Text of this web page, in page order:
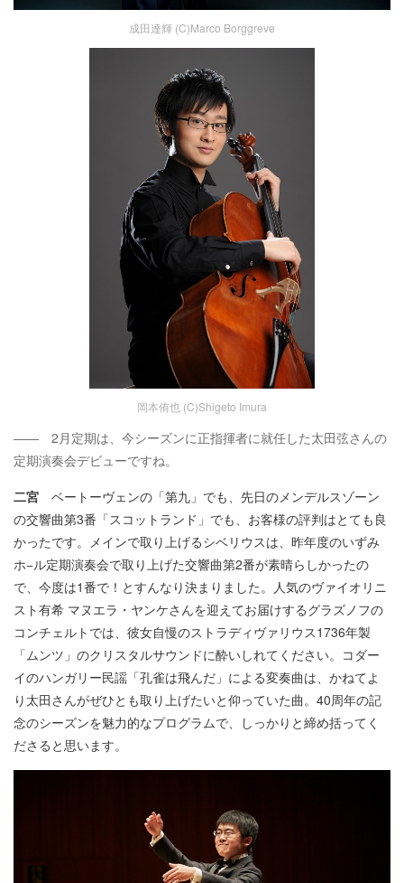
成田達輝 (C)Marco Borggreve
岡本侑也 (C)Shigeto Imura
―― 2月定期は、今シーズンに正指揮者に就任した太田弦さんの
定期演奏会デビューですね。
二宮 ベートーヴェンの「第九」でも、先日のメンデルスゾーン
の交響曲第3番「スコットランド」でも、お客様の評判はとても良
かったです。メインで取り上げるシベリウスは、昨年度のいずみ
ホ−ル定期演奏会で取り上げた交響曲第2番が素晴らしかったの
で、今度は1番で！とすんなり決まりました。人気のヴァイオリニ
スト有希 マヌエラ・ヤンケさんを迎えてお届けするグラズノフの
コンチェルトでは、彼女自慢のストラディヴァリウス1736年製
「ムンツ」のクリスタルサウンドに酔いしれてください。コダー
イのハンガリー民謡「孔雀は飛んだ」による変奏曲は、かねてよ
り太田さんがぜひとも取り上げたいと仰っていた曲。40周年の記
念のシーズンを魅力的なプログラムで、しっかりと締め括ってく
ださると思います。